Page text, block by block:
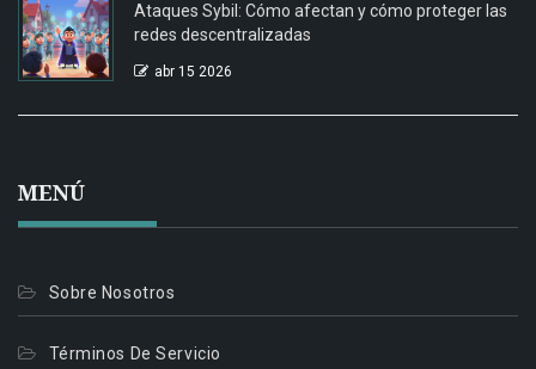
Ataques Sybil: Cómo afectan y cómo proteger las
redes descentralizadas
abr 15 2026
MENÚ
Sobre Nosotros
Términos De Servicio